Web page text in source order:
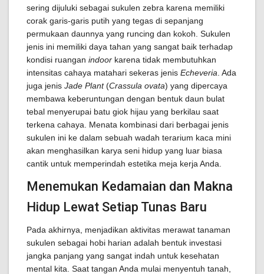
sering dijuluki sebagai sukulen zebra karena memiliki
corak garis-garis putih yang tegas di sepanjang
permukaan daunnya yang runcing dan kokoh. Sukulen
jenis ini memiliki daya tahan yang sangat baik terhadap
kondisi ruangan indoor karena tidak membutuhkan
intensitas cahaya matahari sekeras jenis Echeveria . Ada
juga jenis Jade Plant(Crassula ovata) yang dipercaya
membawa keberuntungan dengan bentuk daun bulat
tebal menyerupai batu giok hijau yang berkilau saat
terkena cahaya. Menata kombinasi dari berbagai jenis
sukulen ini ke dalam sebuah wadah terarium kaca mini
akan menghasilkan karya seni hidup yang luar biasa
cantik untuk memperindah estetika meja kerja Anda.
Menemukan Kedamaian dan Makna
Hidup Lewat Setiap Tunas Baru
Pada akhirnya, menjadikan aktivitas merawat tanaman
sukulen sebagai hobi harian adalah bentuk investasi
jangka panjang yang sangat indah untuk kesehatan
mental kita. Saat tangan Anda mulai menyentuh tanah,